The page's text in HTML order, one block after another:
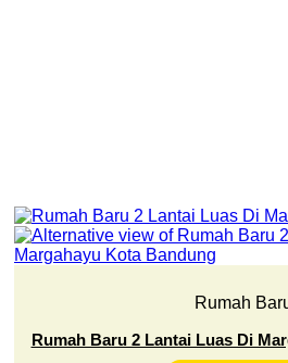
Rumah
Rumah Baru 2 Lantai Luas Di